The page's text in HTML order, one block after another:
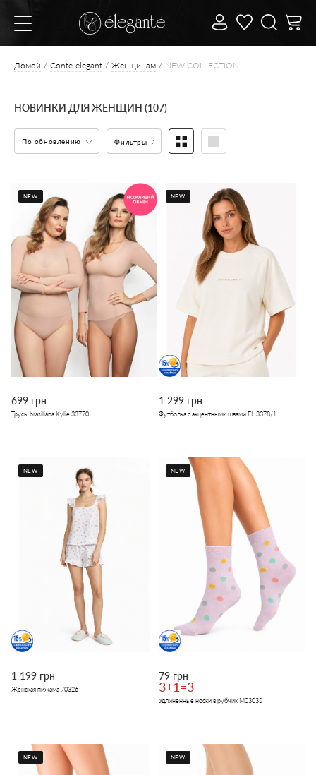
Домой Conte-elegant Женщинам NEW COLLECTION
НОВИНКИ ДЛЯ ЖЕНЩИН (107)
По обновлению Фильтры
NEW
699 грн
Трусы brasiliana Kylie 33770
NEW
1 299 грн
Футболка с акцентными швами EL 3378/1
NEW
1 199 грн
Женская пижама 70326
NEW
79 грн
3+1=3
Удлиненные носки в рубчик M0303S
NEW NEW